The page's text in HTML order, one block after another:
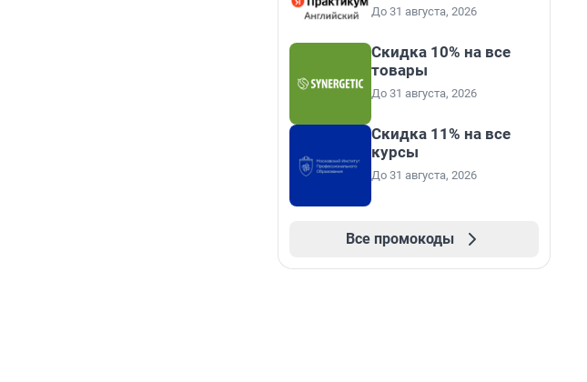
До 31 августа, 2026
Скидка 10% на все
товары
До 31 августа, 2026
Скидка 11% на все
курсы
До 31 августа, 2026
Все промокоды